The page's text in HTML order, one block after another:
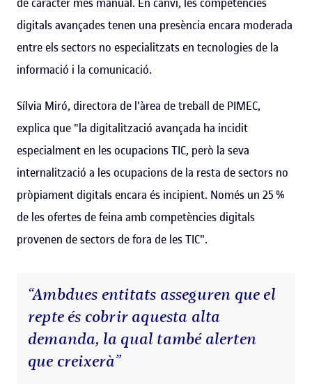
digitals avançades tenen una presència encara moderada
entre els sectors no especialitzats en tecnologies de la
informació i la comunicació.
Sílvia Miró, directora de l'àrea de treball de PIMEC,
explica que "la digitalització avançada ha incidit
especialment en les ocupacions TIC, però la seva
internalització a les ocupacions de la resta de sectors no
pròpiament digitals encara és incipient. Només un 25 %
de les ofertes de feina amb competències digitals
provenen de sectors de fora de les TIC".
“Ambdues entitats asseguren que el
repte és cobrir aquesta alta
demanda, la qual també alerten
que creixerà”